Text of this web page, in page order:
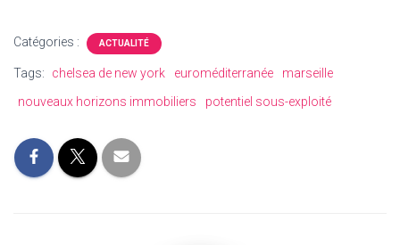
Catégories : ACTUALITÉ
Tags: chelsea de new york euroméditerranée
marseille
nouveaux horizons immobiliers
potentiel sous-exploité